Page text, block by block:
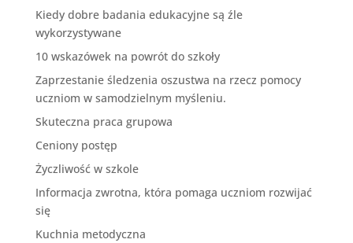
Kiedy dobre badania edukacyjne są źle
wykorzystywane
10 wskazówek na powrót do szkoły
Zaprzestanie śledzenia oszustwa na rzecz pomocy
uczniom w samodzielnym myśleniu.
Skuteczna praca grupowa
Ceniony postęp
Życzliwość w szkole
Informacja zwrotna, która pomaga uczniom rozwijać
się
Kuchnia metodyczna